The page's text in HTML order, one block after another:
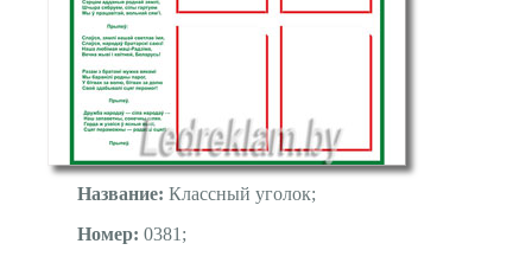
Название: Классный уголок;
Номер: 0381;